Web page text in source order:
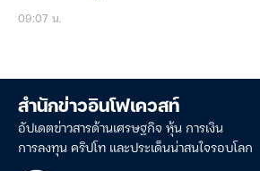
09:07 น.
สำนักข่าวอินโฟเควสท์
อัปเดตข่าวสารด้านเศรษฐกิจ หุ้น การเงิน
การลงทุน คริปโท และประเด็นน่าสนใจรอบโลก